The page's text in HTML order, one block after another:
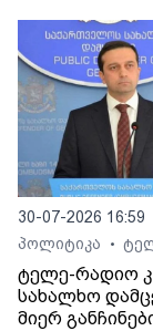
30-07-2026 16:59
პოლიტიკა
•
ტელე-რადიო
სახალხო
მიერ